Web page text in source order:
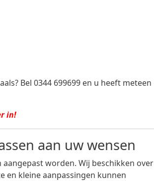
Bel 0344 699699 en u heeft meteen
in!
aan uw wensen
worden. Wij beschikken over
en kleine aanpassingen kunnen